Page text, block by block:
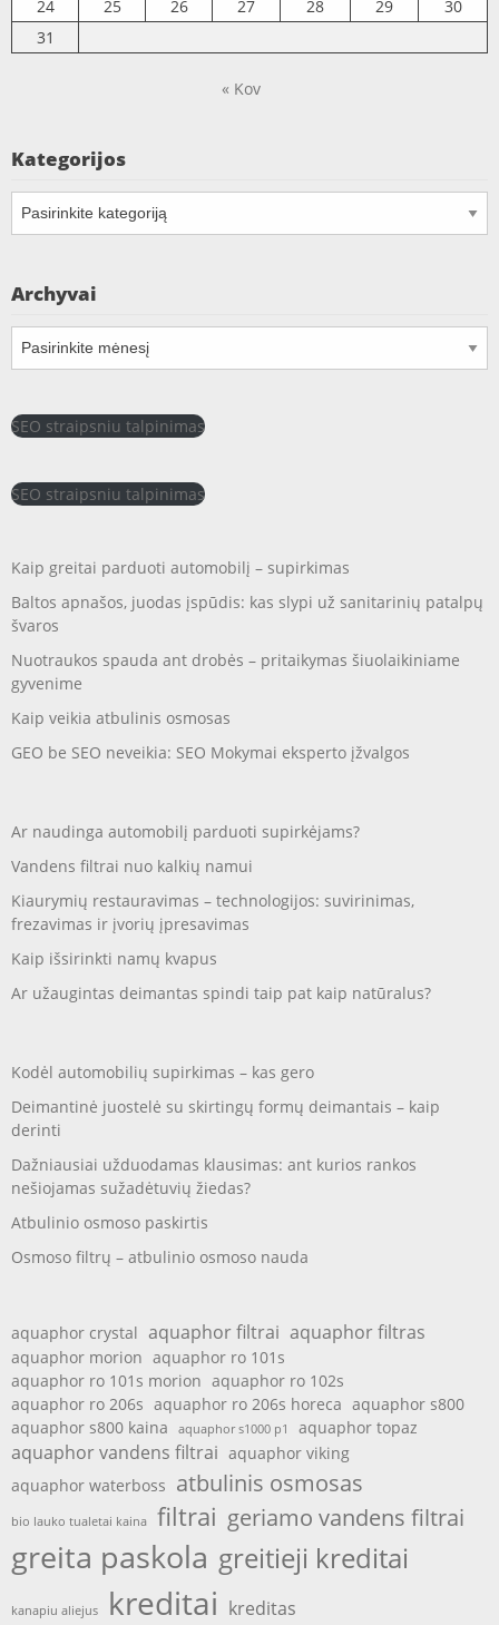
24 25 26 27 28 29
30
31
« Kov
Kategorijos
Archyvai
SEO straipsniu talpinimas
SEO straipsniu talpinimas
Kaip greitai parduoti automobilį – supirkimas
Baltos apnašos, juodas įspūdis: kas slypi už sanitarinių patalpų
švaros
Nuotraukos spauda ant drobės – pritaikymas šiuolaikiniame
gyvenime
Kaip veikia atbulinis osmosas
GEO be SEO neveikia: SEO Mokymai eksperto įžvalgos
Ar naudinga automobilį parduoti supirkėjams?
Vandens filtrai nuo kalkių namui
Kiaurymių restauravimas – technologijos: suvirinimas,
frezavimas ir įvorių įpresavimas
Kaip išsirinkti namų kvapus
Ar užaugintas deimantas spindi taip pat kaip natūralus?
Kodėl automobilių supirkimas – kas gero
Deimantinė juostelė su skirtingų formų deimantais – kaip
derinti
Dažniausiai užduodamas klausimas: ant kurios rankos
nešiojamas sužadėtuvių žiedas?
Atbulinio osmoso paskirtis
Osmoso filtrų – atbulinio osmoso nauda
aquaphor crystal aquaphor filtrai aquaphor filtras
aquaphor morion aquaphor ro 101s
aquaphor ro 101s morion aquaphor ro 102s
aquaphor ro 206s aquaphor ro 206s horeca aquaphor s800
aquaphor s800 kaina
aquaphor s1000 p1 aquaphor topaz
aquaphor vandens filtrai aquaphor viking
aquaphor waterboss atbulinis osmosas
bio lauko tualetai kaina filtrai geriamo vandens filtrai
greita paskola greitieji kreditai
kanapiu aliejus kreditai kreditas